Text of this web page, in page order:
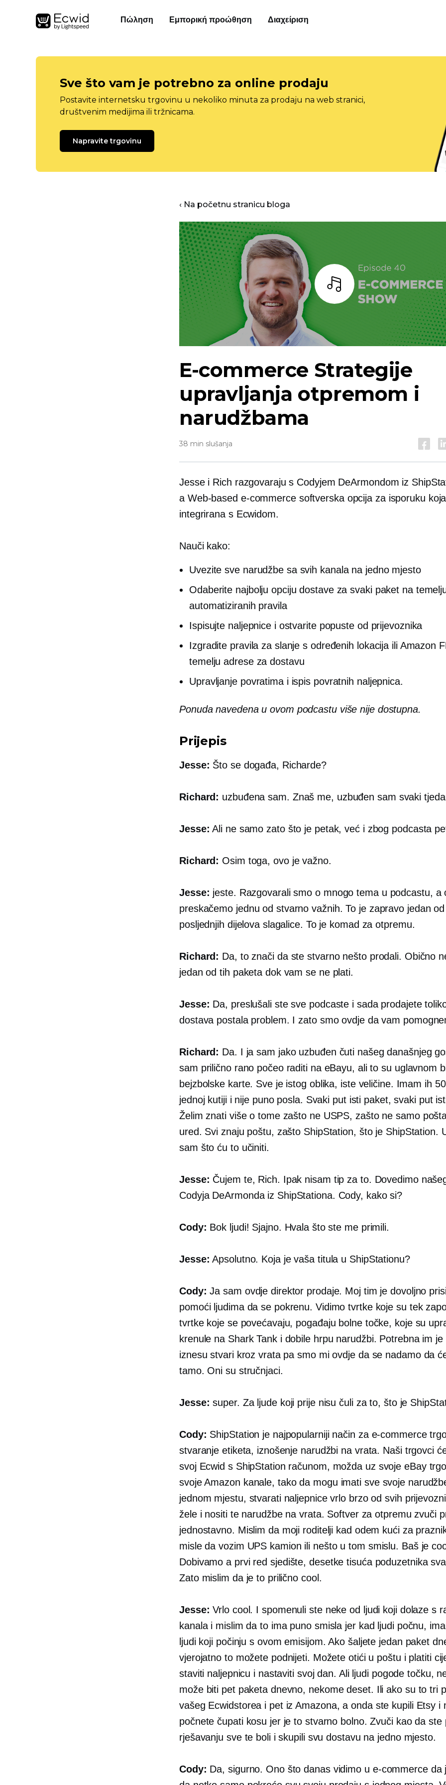
Πώληση Εμπορική προώθηση Διαχείριση
Sve što vam je potrebno za online prodaju
Postavite internetsku trgovinu u nekoliko minuta za prodaju na web stranici,
društvenim medijima ili tržnicama.
Napravite trgovinu
‹ Na početnu stranicu bloga
E-commerce Strategije
upravljanja otpremom i
narudžbama
38 min slušanja
Jesse i Rich razgovaraju s Codyjem DeArmondom iz
a Web-based e-commercesoftverska opcija za isporuku
integrirana s Ecwidom.
Nauči kako:
Uvezite sve narudžbe sa svih kanala na jedno mjesto
Odaberite najbolju opciju dostave za svaki paket na
automatiziranih pravila
Ispisujte naljepnice i ostvarite popuste od prijevoznika
Izgradite pravila za slanje s određenih lokacija ili Amazon
temelju adrese za dostavu
Upravljanje povratima i ispis povratnih naljepnica.
Ponuda navedena u ovom podcastu više nije dostupna.
Prijepis
Jesse: Što se događa, Richarde?
Richard: uzbuđena sam. Znaš me, uzbuđen sam svaki
Jesse: Ali ne samo zato što je petak, već i zbog podcasta
Richard: Osim toga, ovo je važno.
Jesse: jeste. Razgovarali smo o mnogo tema u podcastu, a
preskačemo jednu od stvarno važnih. To je zapravo jedan od
posljednjih dijelova slagalice. To je komad za otpremu.
Richard: Da, to znači da ste stvarno nešto prodali. Obično
jedan od tih paketa dok vam se ne plati.
Jesse: Da, preslušali ste sve podcaste i sada prodajete
dostava postala problem. I zato smo ovdje da vam
Richard: Da. I ja sam jako uzbuđen čuti našeg današnjeg
sam prilično rano počeo raditi na eBayu, ali to su uglavnom
bejzbolske karte. Sve je istog oblika, iste veličine. Imam ih
jednoj kutiji i nije puno posla. Svaki put isti paket, svaki put
Želim znati više o tome zašto ne USPS, zašto ne samo
ured. Svi znaju poštu, zašto ShipStation, što je ShipStation.
sam što ću to učiniti.
Jesse: Čujem te, Rich. Ipak nisam tip za to. Dovedimo
Codyja DeArmonda iz ShipStationa. Cody, kako si?
Cody: Bok ljudi! Sjajno. Hvala što ste me primili.
Jesse: Apsolutno. Koja je vaša titula u ShipStationu?
Cody: Ja sam ovdje direktor prodaje. Moj tim je dovoljno
pomoći ljudima da se pokrenu. Vidimo tvrtke koje su tek
tvrtke koje se povećavaju, pogađaju bolne točke, koje su
krenule na Shark Tank i dobile hrpu narudžbi. Potrebna im
iznesu stvari kroz vrata pa smo mi ovdje da se nadamo da
tamo. Oni su stručnjaci.
Jesse: super. Za ljude koji prije nisu čuli za to, što je
Cody: ShipStation je najpopularniji način za e-commerce
stvaranje etiketa, iznošenje narudžbi na vrata. Naši trgovci
svoj Ecwid s ShipStation računom, možda uz svoje eBay
svoje Amazon kanale, tako da mogu imati sve svoje
jednom mjestu, stvarati naljepnice vrlo brzo od svih
žele i nositi te narudžbe na vrata. Softver za otpremu zvuči
jednostavno. Mislim da moji roditelji kad odem kući za
misle da vozim UPS kamion ili nešto u tom smislu. Baš je
Dobivamo a prvi red sjedište, desetke tisuća poduzetnika
Zato mislim da je to prilično cool.
Jesse: Vrlo cool. I spomenuli ste neke od ljudi koji dolaze s
kanala i mislim da to ima puno smisla jer kad ljudi počnu,
ljudi koji počinju s ovom emisijom. Ako šaljete jedan paket
vjerojatno to možete podnijeti. Možete otići u poštu i platiti
staviti naljepnicu i nastaviti svoj dan. Ali ljudi pogode točku,
može biti pet paketa dnevno, nekome deset. Ili ako su to tri
vašeg Ecwidstorea i pet iz Amazona, a onda ste kupili Etsy i
počnete čupati kosu jer je to stvarno bolno. Zvuči kao da ste
rješavanju sve te boli i skupili svu dostavu na jedno mjesto.
Cody: Da, sigurno. Ono što danas vidimo u e-commerceda